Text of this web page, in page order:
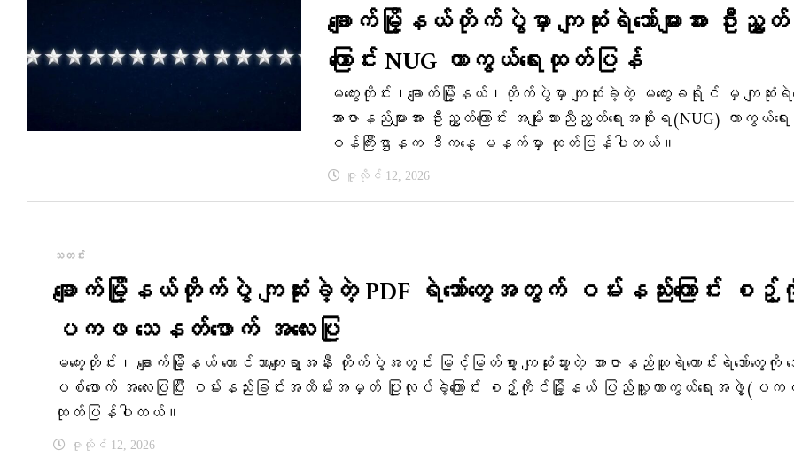
ချောက်မြို့နယ်တိုက်ပွဲမှာ ကျဆုံးရဲဘော်များအား ဦးညွှတ်
ကြောင်း NUG ကာကွယ်ရေးထုတ်ပြန်
မကွေးတိုင်း၊ချောက်မြို့နယ်၊တိုက်ပွဲမှာ ကျဆုံးခဲ့တဲ့ မကွေးခရိုင် မှ ကျဆုံးရဲဘ
အာဇာနည်များအား ဦးညွှတ်ကြောင်း အမျိုးသားညီညွတ်ရေးအစိုးရ(NUG) ကာကွယ်ရေး
ဝန်ကြီးဌာနက ဒီကနေ့ မနက်မှာ ထုတ်ပြန်ပါတယ်။
ဇူလိုင် 12, 2026
သတင်း
ချောက်မြို့နယ်တိုက်ပွဲ ကျဆုံးခဲ့တဲ့ PDF ရဲဘော်တွေအတွက် ဝမ်းနည်းကြောင်း စ
ပကဖ သေနတ်ဖောက် အလေးပြု
မကွေးတိုင်း၊ ချောက်မြို့နယ် တောင်သာကျေးရွာအနီး တိုက်ပွဲအတွင်း မြင့်မြတ်စွာ ကျဆုံးသွားတဲ့ အာဇာနည်သူရဲကောင်းရဲဘော်တွေ
ပစ်ဖောက် အလေးပြုပြီး ဝမ်းနည်းခြင်းအထိမ်းအမှတ် ပြုလုပ်ခဲ့ကြောင်း စဉ့်ကိုင်မြို့နယ် ပြည်သူ့ကာကွယ်ရေးအဖွဲ့(ပ
ထုတ်ပြန်ပါတယ်။
ဇူလိုင် 12, 2026